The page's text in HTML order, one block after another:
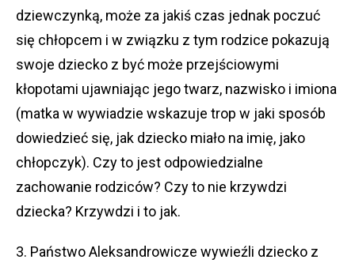
dziewczynką, może za jakiś czas jednak poczuć
się chłopcem i w związku z tym rodzice pokazują
swoje dziecko z być może przejściowymi
kłopotami ujawniając jego twarz, nazwisko i imiona
(matka w wywiadzie wskazuje trop w jaki sposób
dowiedzieć się, jak dziecko miało na imię, jako
chłopczyk). Czy to jest odpowiedzialne
zachowanie rodziców? Czy to nie krzywdzi
dziecka? Krzywdzi i to jak.
3. Państwo Aleksandrowicze wywieźli dziecko z